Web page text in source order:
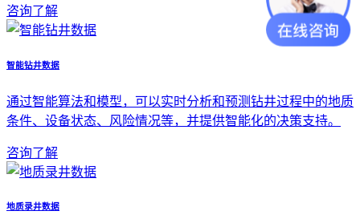
咨询了解
智能钻井数据
通过智能算法和模型，可以实时分析和预测钻井过程中的地质
条件、设备状态、风险情况等，并提供智能化的决策支持。
咨询了解
地质录井数据